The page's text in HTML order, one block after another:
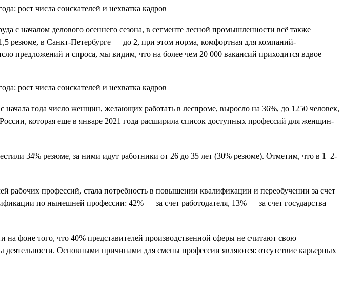
с началом делового осеннего сезона, в сегменте лесной промышленности всё также
резюме, в Санкт-Петербурге — до 2, при этом норма, комфортная для компаний-
предложений и спроса, мы видим, что на более чем 20 000 вакансий приходится вдвое
начала года число женщин, желающих работать в леспроме, выросло на 36%, до 1250 человек,
которая еще в январе 2021 года расширила список доступных профессий для женщин-
34% резюме, за ними идут работники от 26 до 35 лет (30% резюме). Отметим, что в 1–2-
рабочих профессий, стала потребность в повышении квалификации и переобучении за счет
по нынешней профессии: 42% — за счет работодателя, 13% — за счет государства
фоне того, что 40% представителей производственной сферы не считают свою
Основными причинами для смены профессии являются: отсутствие карьерных